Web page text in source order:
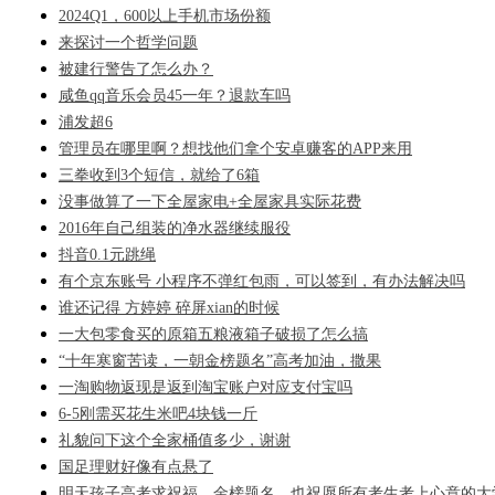
2024Q1，600以上手机市场份额
来探讨一个哲学问题
被建行警告了怎么办？
咸鱼qq音乐会员45一年？退款车吗
浦发超6
管理员在哪里啊？想找他们拿个安卓赚客的APP来用
三拳收到3个短信，就给了6箱
没事做算了一下全屋家电+全屋家具实际花费
2016年自己组装的净水器继续服役
抖音0.1元跳绳
有个京东账号 小程序不弹红包雨，可以签到，有办法解决吗
谁还记得 方婷婷 碎屏xian的时候
一大包零食买的原箱五粮液箱子破损了怎么搞
“十年寒窗苦读，一朝金榜题名”高考加油，撒果
一淘购物返现是返到淘宝账户对应支付宝吗
6-5刚需买花生米吧4块钱一斤
礼貌问下这个全家桶值多少，谢谢
国足理财好像有点悬了